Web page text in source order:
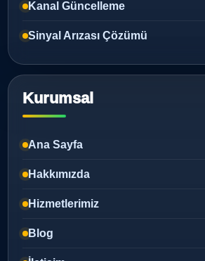
Kanal Güncelleme
Sinyal Arızası Çözümü
Kurumsal
Ana Sayfa
Hakkımızda
Hizmetlerimiz
Blog